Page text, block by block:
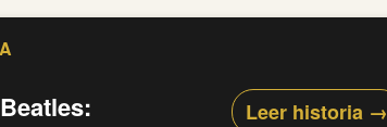
Leer historia →